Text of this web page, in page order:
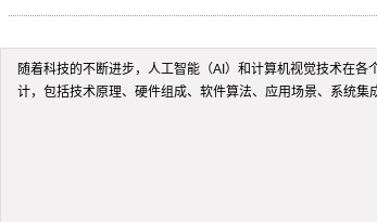
随着科技的不断进步，人工智能（AI）和计算机视觉技术在各
计，包括技术原理、硬件组成、软件算法、应用场景、系统集